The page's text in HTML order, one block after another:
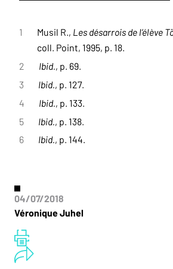
04/07/2018
Véronique Juhel
1 Musil R., Les désarrois de l’élève
coll. Point, 1995, p. 18.
2
Ibid., p. 69.
3
Ibid., p. 127.
4
Ibid., p. 133.
5
Ibid. , p. 138.
6
Ibid., p. 144.